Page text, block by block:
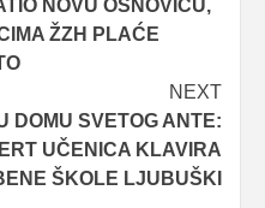
NOVU OSNOVICU,
ŽZH PLAĆE
NEXT
DOMU SVETOG ANTE:
UČENICA KLAVIRA
ŠKOLE LJUBUŠKI